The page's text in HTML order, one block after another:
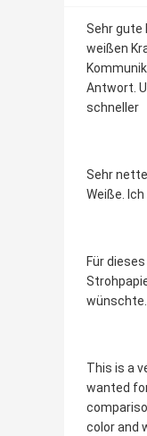
Sehr gute
weißen
Antwort.
schneller
Sehr
Weiße.
Für
This is a
wanted
color and